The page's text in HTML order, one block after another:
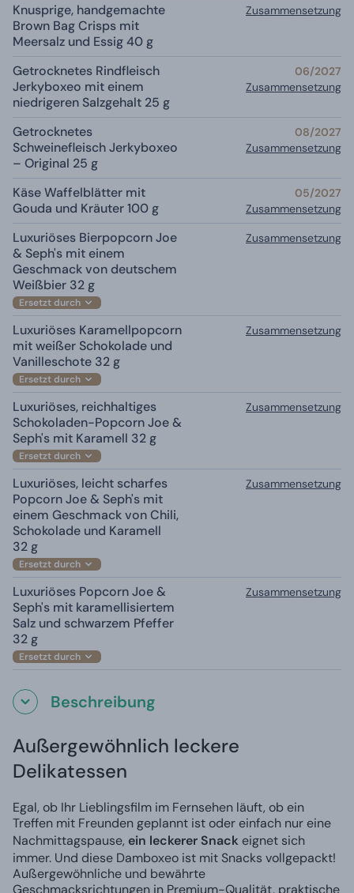
Knusprige, handgemachte
Brown Bag Crisps mit
Meersalz und Essig 40 g
Zusammensetzung
Getrocknetes Rindfleisch
Jerkyboxeo mit einem
niedrigeren Salzgehalt 25 g
06/2027
Zusammensetzung
Getrocknetes
Schweinefleisch Jerkyboxeo
– Original 25 g
08/2027
Zusammensetzung
Käse Waffelblätter mit
Gouda und Kräuter 100 g
05/2027
Zusammensetzung
Luxuriöses Bierpopcorn Joe
& Seph's mit einem
Geschmack von deutschem
Weißbier 32 g
Ersetzt durch
Zusammensetzung
Luxuriöses Karamellpopcorn
mit weißer Schokolade und
Vanilleschote 32 g
Ersetzt durch
Zusammensetzung
Luxuriöses, reichhaltiges
Schokoladen-Popcorn Joe &
Seph's mit Karamell 32 g
Ersetzt durch
Zusammensetzung
Luxuriöses, leicht scharfes
Popcorn Joe & Seph's mit
einem Geschmack von Chili,
Schokolade und Karamell
32 g
Ersetzt durch
Zusammensetzung
Luxuriöses Popcorn Joe &
Seph's mit karamellisiertem
Salz und schwarzem Pfeffer
32 g
Ersetzt durch
Zusammensetzung
Beschreibung
Außergewöhnlich leckere
Delikatessen
Egal, ob Ihr Lieblingsfilm im Fernsehen läuft, ob ein
Treffen mit Freunden geplannt ist oder einfach nur eine
Nachmittagspause, ein leckerer Snack eignet sich
immer. Und diese Damboxeo ist mit Snacks vollgepackt!
Außergewöhnliche und bewährte
Geschmacksrichtungen in Premium-Qualität, praktische